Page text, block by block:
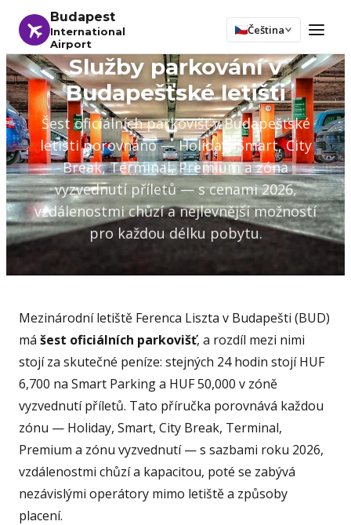
Budapest
International
Airport
Čeština
Služby parkování v
Budapešťské letišti
Šest oficiálních parkovišť v Budapešťské
letišti porovnáno — Holiday, Smart, City
Break, Terminal, Premium a zóna
vyzvednutí příletů — s cenami 2026,
vzdálenostmi chůzí a nejlevnější možností
pro každou délku pobytu.
Mezinárodní letiště Ferenca Liszta v Budapešti (BUD)
má šest oficiálních parkovišť, a rozdíl mezi nimi
stojí za skutečné peníze: stejných 24 hodin stojí HUF
6,700 na Smart Parking a HUF 50,000 v zóně
vyzvednutí příletů. Tato příručka porovnává každou
zónu — Holiday, Smart, City Break, Terminal,
Premium a zónu vyzvednutí — s sazbami roku 2026,
vzdálenostmi chůzí a kapacitou, poté se zabývá
nezávislými operátory mimo letiště a způsoby
placení.